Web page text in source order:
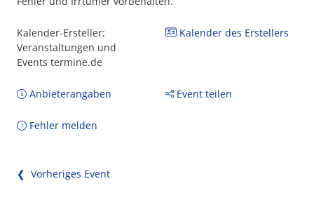
Kalender-Ersteller:
Veranstaltungen und
Events termine.de
Kalender des Erstellers
Anbieterangaben Event teilen
Fehler melden
❮ Vorheriges Event